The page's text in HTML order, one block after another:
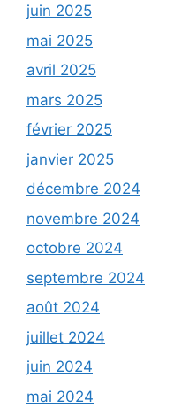
juin 2025
mai 2025
avril 2025
mars 2025
février 2025
janvier 2025
décembre 2024
novembre 2024
octobre 2024
septembre 2024
août 2024
juillet 2024
juin 2024
mai 2024